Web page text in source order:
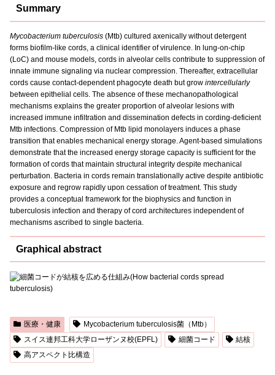
Summary
Mycobacterium tuberculosis (Mtb) cultured axenically without detergent
forms biofilm-like cords, a clinical identifier of virulence. In lung-on-chip
(LoC) and mouse models, cords in alveolar cells contribute to suppression of
innate immune signaling via nuclear compression. Thereafter, extracellular
cords cause contact-dependent phagocyte death but grow intercellularly
between epithelial cells. The absence of these mechanopathological
mechanisms explains the greater proportion of alveolar lesions with
increased immune infiltration and dissemination defects in cording-deficient
Mtb infections. Compression of Mtb lipid monolayers induces a phase
transition that enables mechanical energy storage. Agent-based simulations
demonstrate that the increased energy storage capacity is sufficient for the
formation of cords that maintain structural integrity despite mechanical
perturbation. Bacteria in cords remain translationally active despite antibiotic
exposure and regrow rapidly upon cessation of treatment. This study
provides a conceptual framework for the biophysics and function in
tuberculosis infection and therapy of cord architectures independent of
mechanisms ascribed to single bacteria.
Graphical abstract
医療・健康
Mycobacterium tuberculosis菌（Mtb）
スイス連邦工科大学ローザンヌ校(EPFL)
細菌コード
結核
高アスペクト比構造